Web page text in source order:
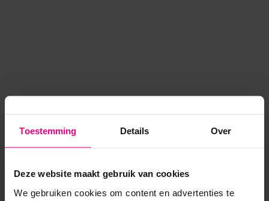
Toestemming Details Over
Deze website maakt gebruik van cookies
We gebruiken cookies om content en advertenties te